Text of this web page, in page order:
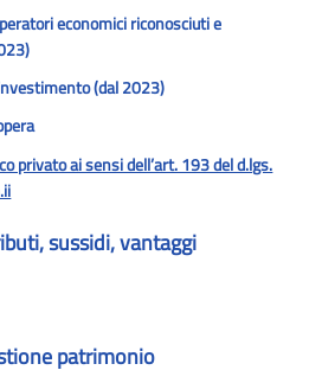
economici riconosciuti e
(dal 2023)
privato ai sensi dell’art. 193 del d.lgs.
sussidi, vantaggi
patrimonio